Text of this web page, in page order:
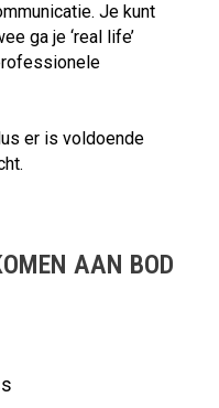
Je kunt
ga je ‘real life’
er is voldoende
AAN BOD